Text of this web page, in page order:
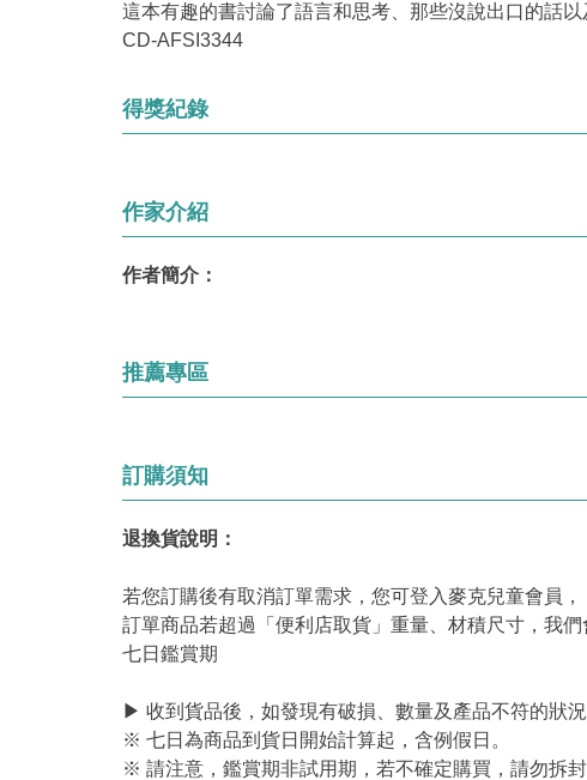
這本有趣的書討論了語言和思考、那些沒說出口的話
CD-AFSI3344
得獎紀錄
作家介紹
作者簡介：
推薦專區
訂購須知
退換貨說明：
若您訂購後有取消訂單需求，您可登入麥克兒童會員
訂單商品若超過「便利店取貨」重量、材積尺寸，我
七日鑑賞期
▶ 收到貨品後，如發現有破損、數量及產品不符的狀
※ 七日為商品到貨日開始計算起，含例假日。
※ 請注意，鑑賞期非試用期，若不確定購買，請勿拆封